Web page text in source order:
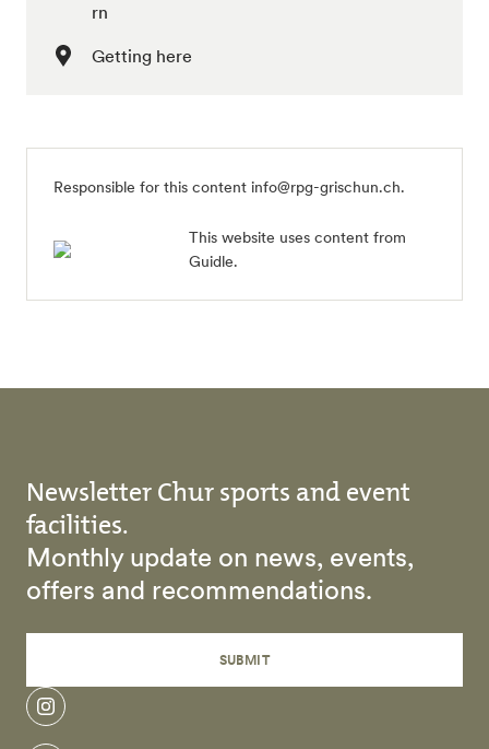
rn
Getting here
Responsible for this content info@rpg-grischun.ch.
This website uses content from
Guidle.
Newsletter Chur sports and event
facilities.
Monthly update on news, events,
offers and recommendations.
SUBMIT
instagram